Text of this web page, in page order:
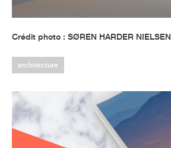
Crédit photo : SØREN HARDER NIELSEN
architecture